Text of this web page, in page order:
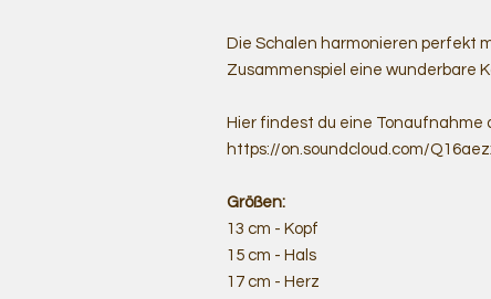
Die Schalen harmonieren perfekt
Zusammenspiel eine wunderbare
Hier findest du eine Tonaufnahme
https://on.soundcloud.com/
Größen:
13 cm - Kopf
15 cm - Hals
17 cm - Herz